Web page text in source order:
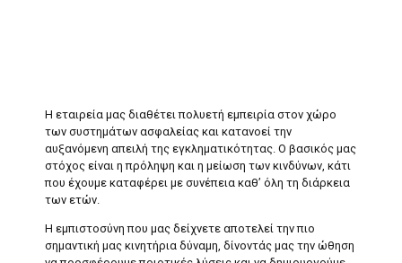
Η εταιρεία μας διαθέτει πολυετή εμπειρία στον χώρο
των συστημάτων ασφαλείας και κατανοεί την
αυξανόμενη απειλή της εγκληματικότητας. Ο βασικός μας
στόχος είναι η πρόληψη και η μείωση των κινδύνων, κάτι
που έχουμε καταφέρει με συνέπεια καθ’ όλη τη διάρκεια
των ετών.
Η εμπιστοσύνη που μας δείχνετε αποτελεί την πιο
σημαντική μας κινητήρια δύναμη, δίνοντάς μας την ώθηση